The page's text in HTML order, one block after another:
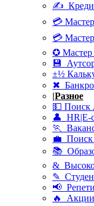
✍
💳
💳
✪ Мастер
💾
±½
✖
|Разное
💵 Поиск
👤 HR|E-
🏃
💼 Поиск
📚
&
✎
📢
🔥